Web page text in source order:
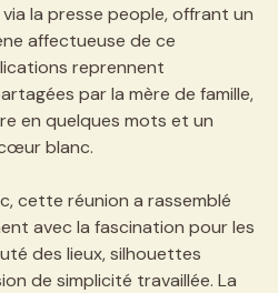
la presse people, offrant un
affectueuse de ce
reprennent
par la mère de famille,
en quelques mots et un
blanc.
cette réunion a rassemblé
avec la fascination pour les
des lieux, silhouettes
de simplicité travaillée. La